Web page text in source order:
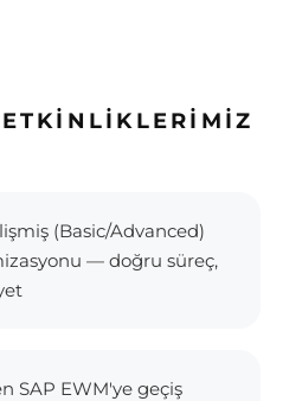
(Basic/Advanced)
— doğru süreç,
SAP EWM'ye geçiş